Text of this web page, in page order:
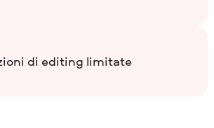
di editing limitate